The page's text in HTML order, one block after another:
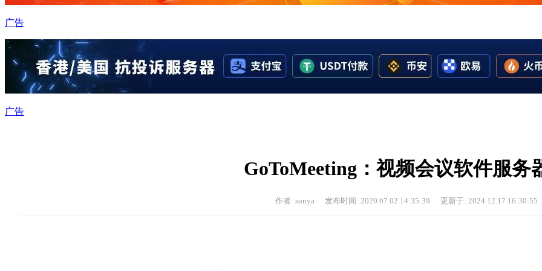
广告
广告
GoToMeeting：视频会议软件服务
作者: sonya 发布时间: 2020.07.02 14:35:39 更新于: 2024.12.17 16:30:55